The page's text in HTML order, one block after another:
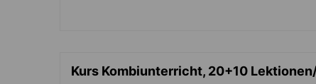
Kurs Kombiunterricht, 20+10